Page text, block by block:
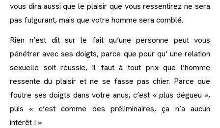
vous dira aussi que le plaisir que vous ressentirez ne sera
pas fulgurant, mais que votre homme sera comblé.
Rien n’est dit sur le fait qu’une personne peut vous
pénétrer avec ses doigts, parce que pour qu’ une relation
sexuelle soit réussie, il faut à tout prix que l’homme
ressente du plaisir et ne se fasse pas chier. Parce que
foutre ses doigts dans votre anus, c’est « plus dégueu »,
puis « c’est comme des préliminaires, ça n’a aucun
intérêt ! »